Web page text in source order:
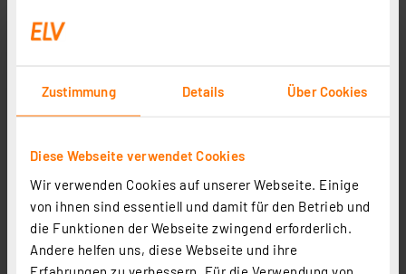
Zustimmung Details Über Cookies
Diese Webseite verwendet Cookies
Wir verwenden Cookies auf unserer Webseite. Einige
von ihnen sind essentiell und damit für den Betrieb und
die Funktionen der Webseite zwingend erforderlich.
Andere helfen uns, diese Webseite und ihre
Erfahrungen zu verbessern. Für die Verwendung von